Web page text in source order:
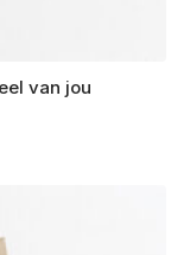
van jou